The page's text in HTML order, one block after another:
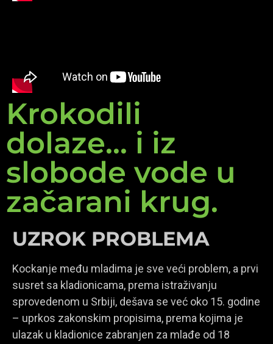
Krokodili
dolaze... i iz
slobode vode u
začarani krug.
UZROK PROBLEMA
Kockanje među mladima je sve veći problem, a prvi
susret sa kladionicama, prema istraživanju
sprovedenom u Srbiji, dešava se već oko 15. godine
– uprkos zakonskim propisima, prema kojima je
ulazak u kladionice zabranjen za mlađe od 18